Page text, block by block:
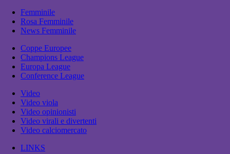
Femminile
Rosa Femminile
News Femminile
Coppe Europee
Champions League
Europa League
Conference League
Video
Video viola
Video opinionisti
Video virali e divertenti
Video calciomercato
LINKS